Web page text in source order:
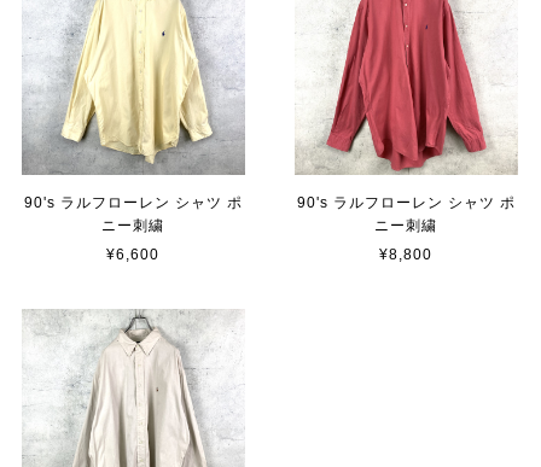
90's ラルフローレン シャツ ポ
ニー刺繍
¥6,600
90's ラルフローレン シャツ ポ
ニー刺繍
¥8,800